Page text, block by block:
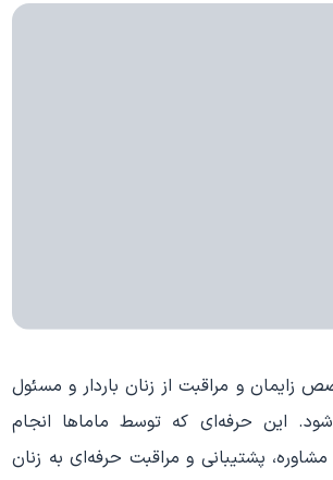
زایمان و مراقبت از زنان باردار و مسئول
این حرفه‌ای که توسط ماماها انجام
پشتیبانی و مراقبت حرفه‌ای به زنان